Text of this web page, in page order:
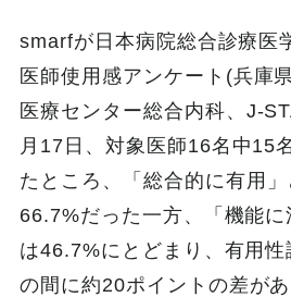
smarfが日本病院総合診療医
医師使用感アンケート(兵庫
医療センター総合内科、J-
月17日、対象医師16名中15
たところ、「総合的に有用
66.7%だった一方、「機能
は46.7%にとどまり、有用
の間に約20ポイントの差が